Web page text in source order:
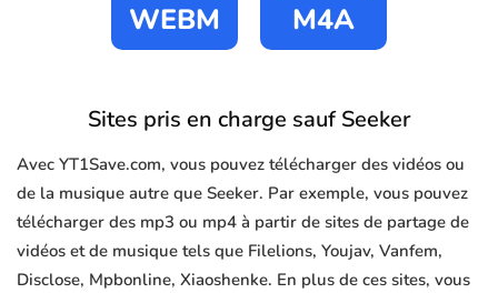
WEBM M4A
Sites pris en charge sauf Seeker
Avec YT1Save.com, vous pouvez télécharger des vidéos ou
de la musique autre que Seeker. Par exemple, vous pouvez
télécharger des mp3 ou mp4 à partir de sites de partage de
vidéos et de musique tels que Filelions, Youjav, Vanfem,
Disclose, Mpbonline, Xiaoshenke. En plus de ces sites, vous